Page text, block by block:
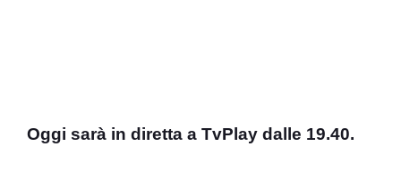
Oggi sarà in diretta a TvPlay dalle 19.40.